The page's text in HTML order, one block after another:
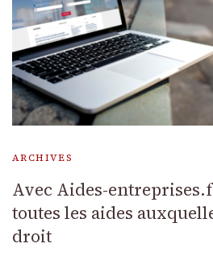
ARCHIVES
Avec Aides-
toutes les aides
droit